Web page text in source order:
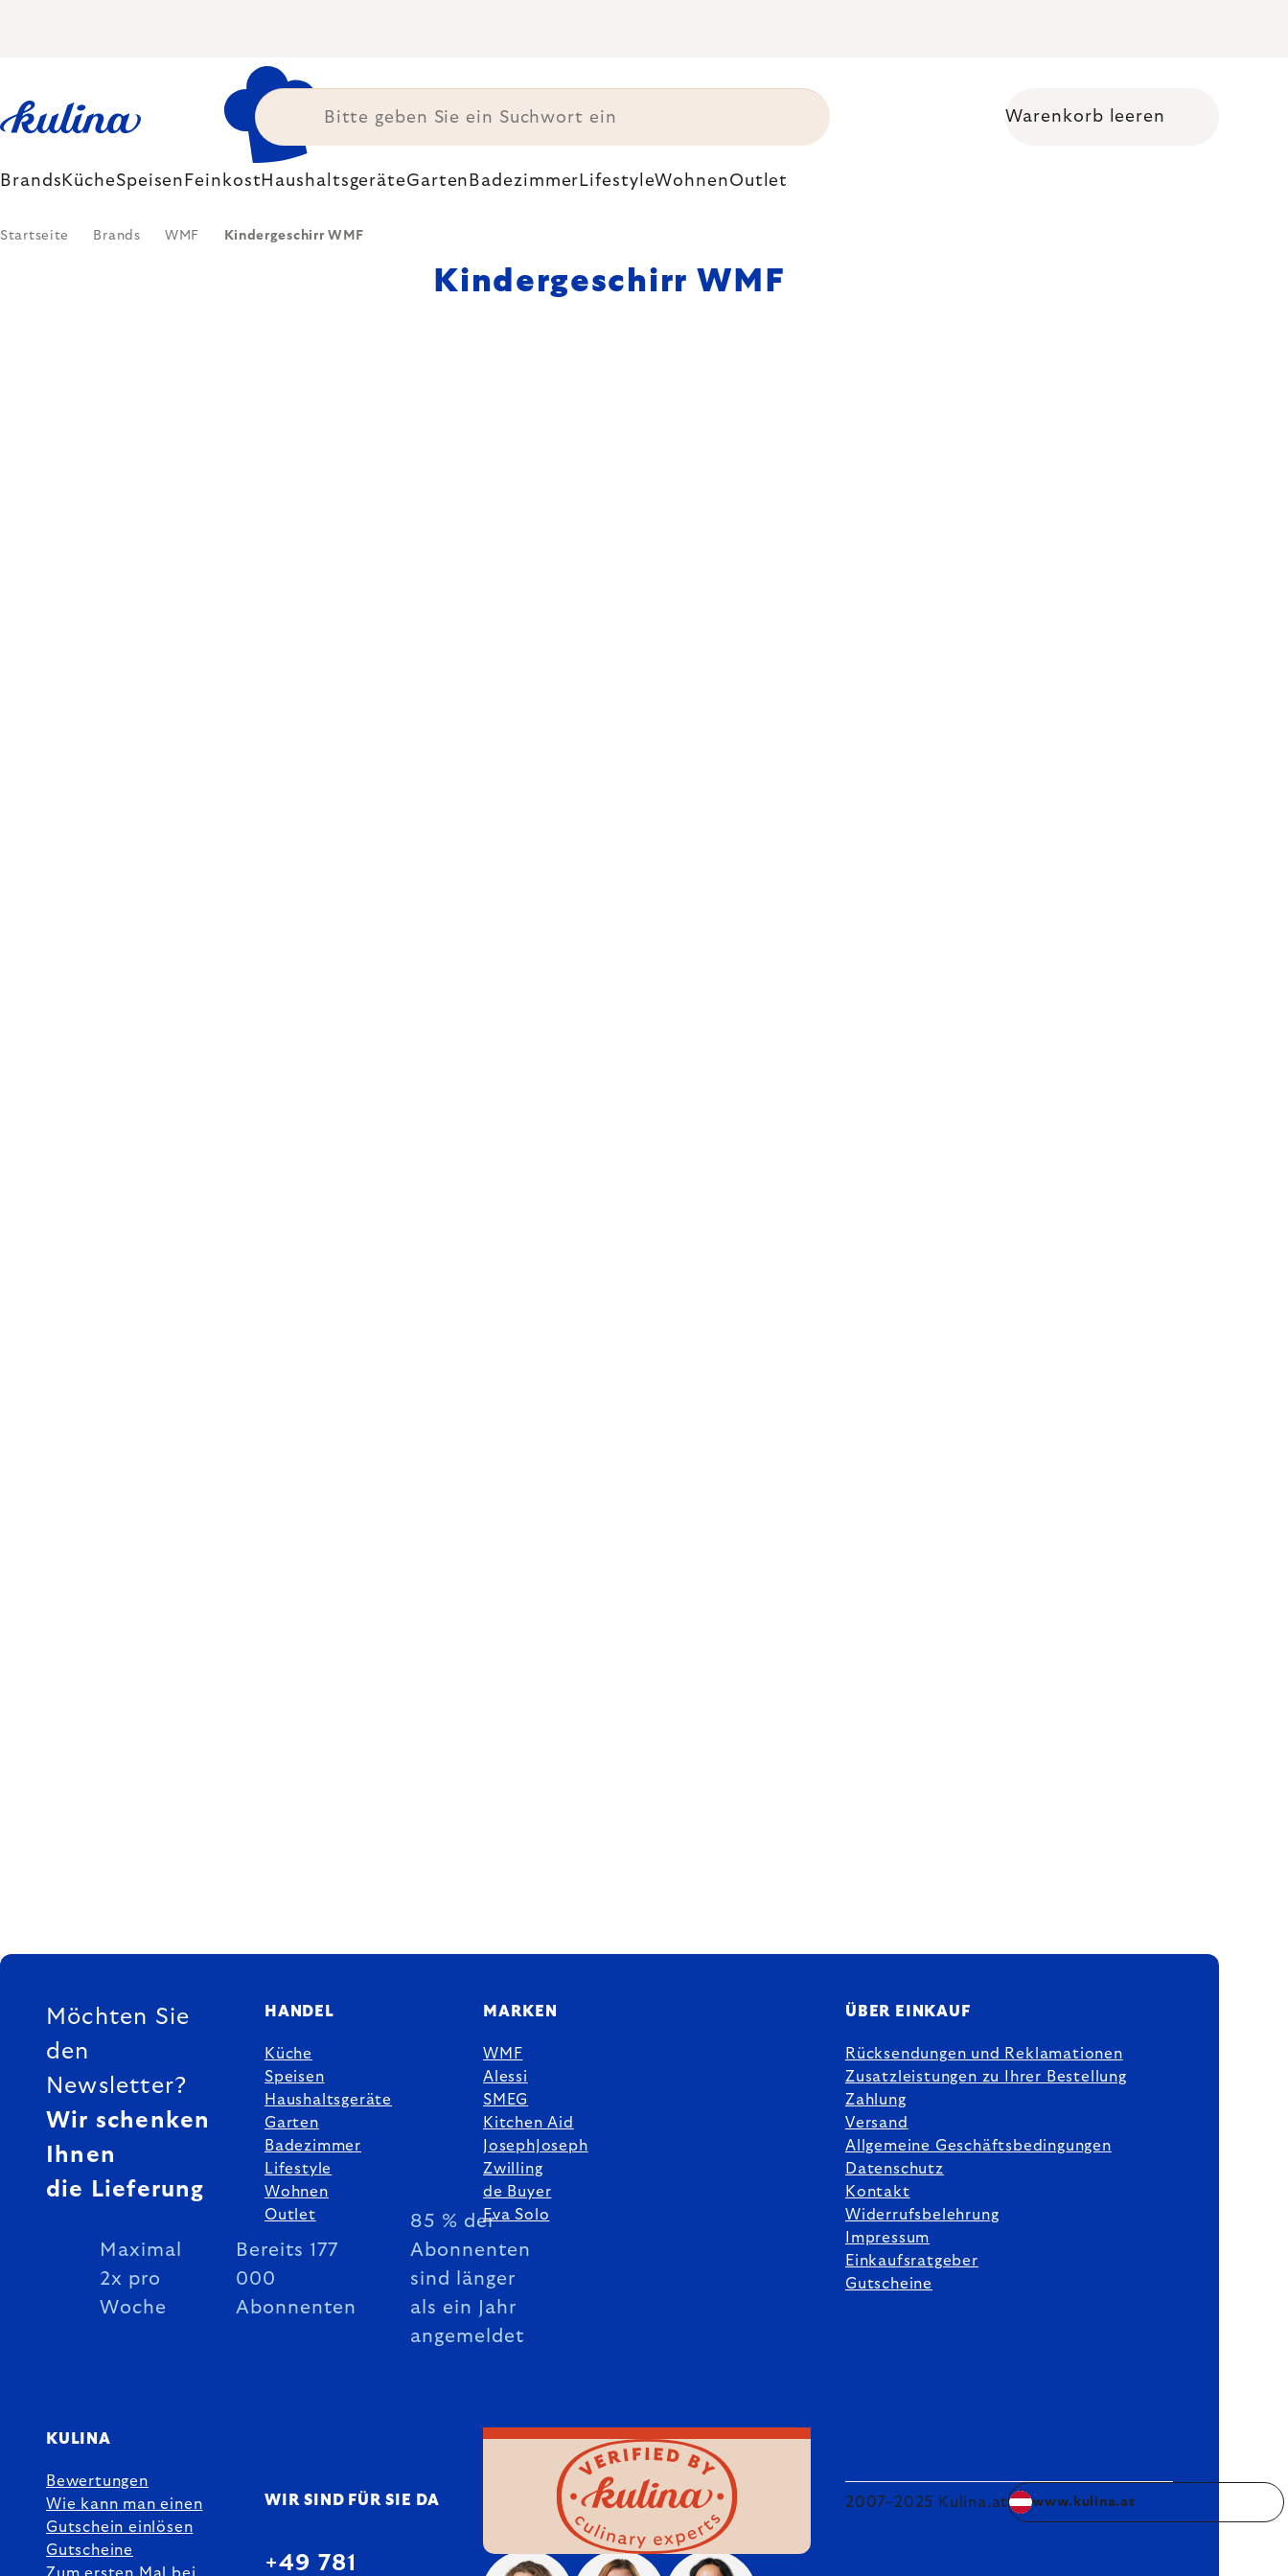
Warenkorb leeren
Brands KücheSpeisen FeinkostHaushaltsgeräteGarten Badezimmer LifestyleWohnenOutlet
Startseite Brands WMF Kindergeschirr WMF
Kindergeschirr WMF
FUSSZEILE
Möchten Sie
den
Newsletter?
Wir schenken
Ihnen
die Lieferung
Maximal
2x pro
Woche
Bereits 177
000
Abonnenten
85 % der
Abonnenten
sind länger
als ein Jahr
angemeldet
HANDEL
Küche
Speisen
Haushaltsgeräte
Garten
Badezimmer
Lifestyle
Wohnen
Outlet
MARKEN
WMF
Alessi
SMEG
Kitchen Aid
JosephJoseph
Zwilling
de Buyer
Eva Solo
ÜBER EINKAUF
Rücksendungen und Reklamationen
Zusatzleistungen zu Ihrer Bestellung
Zahlung
Versand
Allgemeine Geschäftsbedingungen
Datenschutz
Kontakt
Widerrufsbelehrung
Impressum
Einkaufsratgeber
Gutscheine
KULINA
Bewertungen
Wie kann man einen
Gutschein einlösen
Gutscheine
WIR SIND FÜR SIE DA
+49 781
2007–2025 Kulina.at www.kulina.at